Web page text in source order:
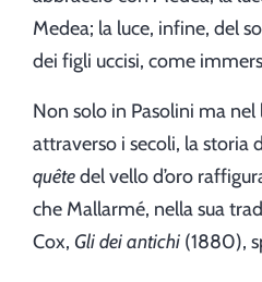
Medea; la luce, infine, del
dei figli uccisi, come
Non solo in Pasolini ma
attraverso i secoli, la storia
quêtedel vello d’oro
che Mallarmé, nella sua
Cox, Gli dei antichi (1880),